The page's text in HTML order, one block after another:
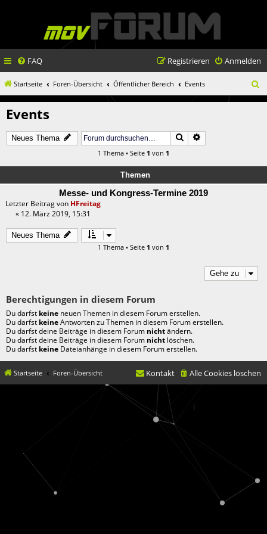
FAQ Anmelden
Registrieren
Startseite Foren-Übersicht Öffentlicher Bereich Events
u
Events
Neues Thema Suche
1 Thema • Seite 1 von 1
Themen
Messe- und Kongress-Termine 2019
Letzter Beitrag von HFreitag
« 12. März 2019, 15:31
Neues Thema
1 Thema • Seite 1 von 1
Gehe zu
Berechtigungen in diesem Forum
Du darfst keine neuen Themen in diesem Forum erstellen.
Du darfst keineAntworten zu Themen in diesem Forum erstellen.
Du darfst deine Beiträge in diesem Forum nichtändern.
Du darfst deine Beiträge in diesem Forum nicht löschen.
Du darfst keine Dateianhänge in diesem Forum erstellen.
Startseite Foren-Übersicht Alle Cookies löschen
Kontakt
Datenschutz
|